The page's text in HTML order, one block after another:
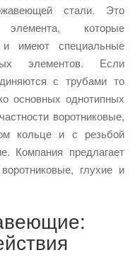
стали. Это
элемента, которые
имеют специальные
элементов. Если
с трубами то
основных однотипных
воротниковые,
кольце и с резьбой
Компания предлагает
глухие и